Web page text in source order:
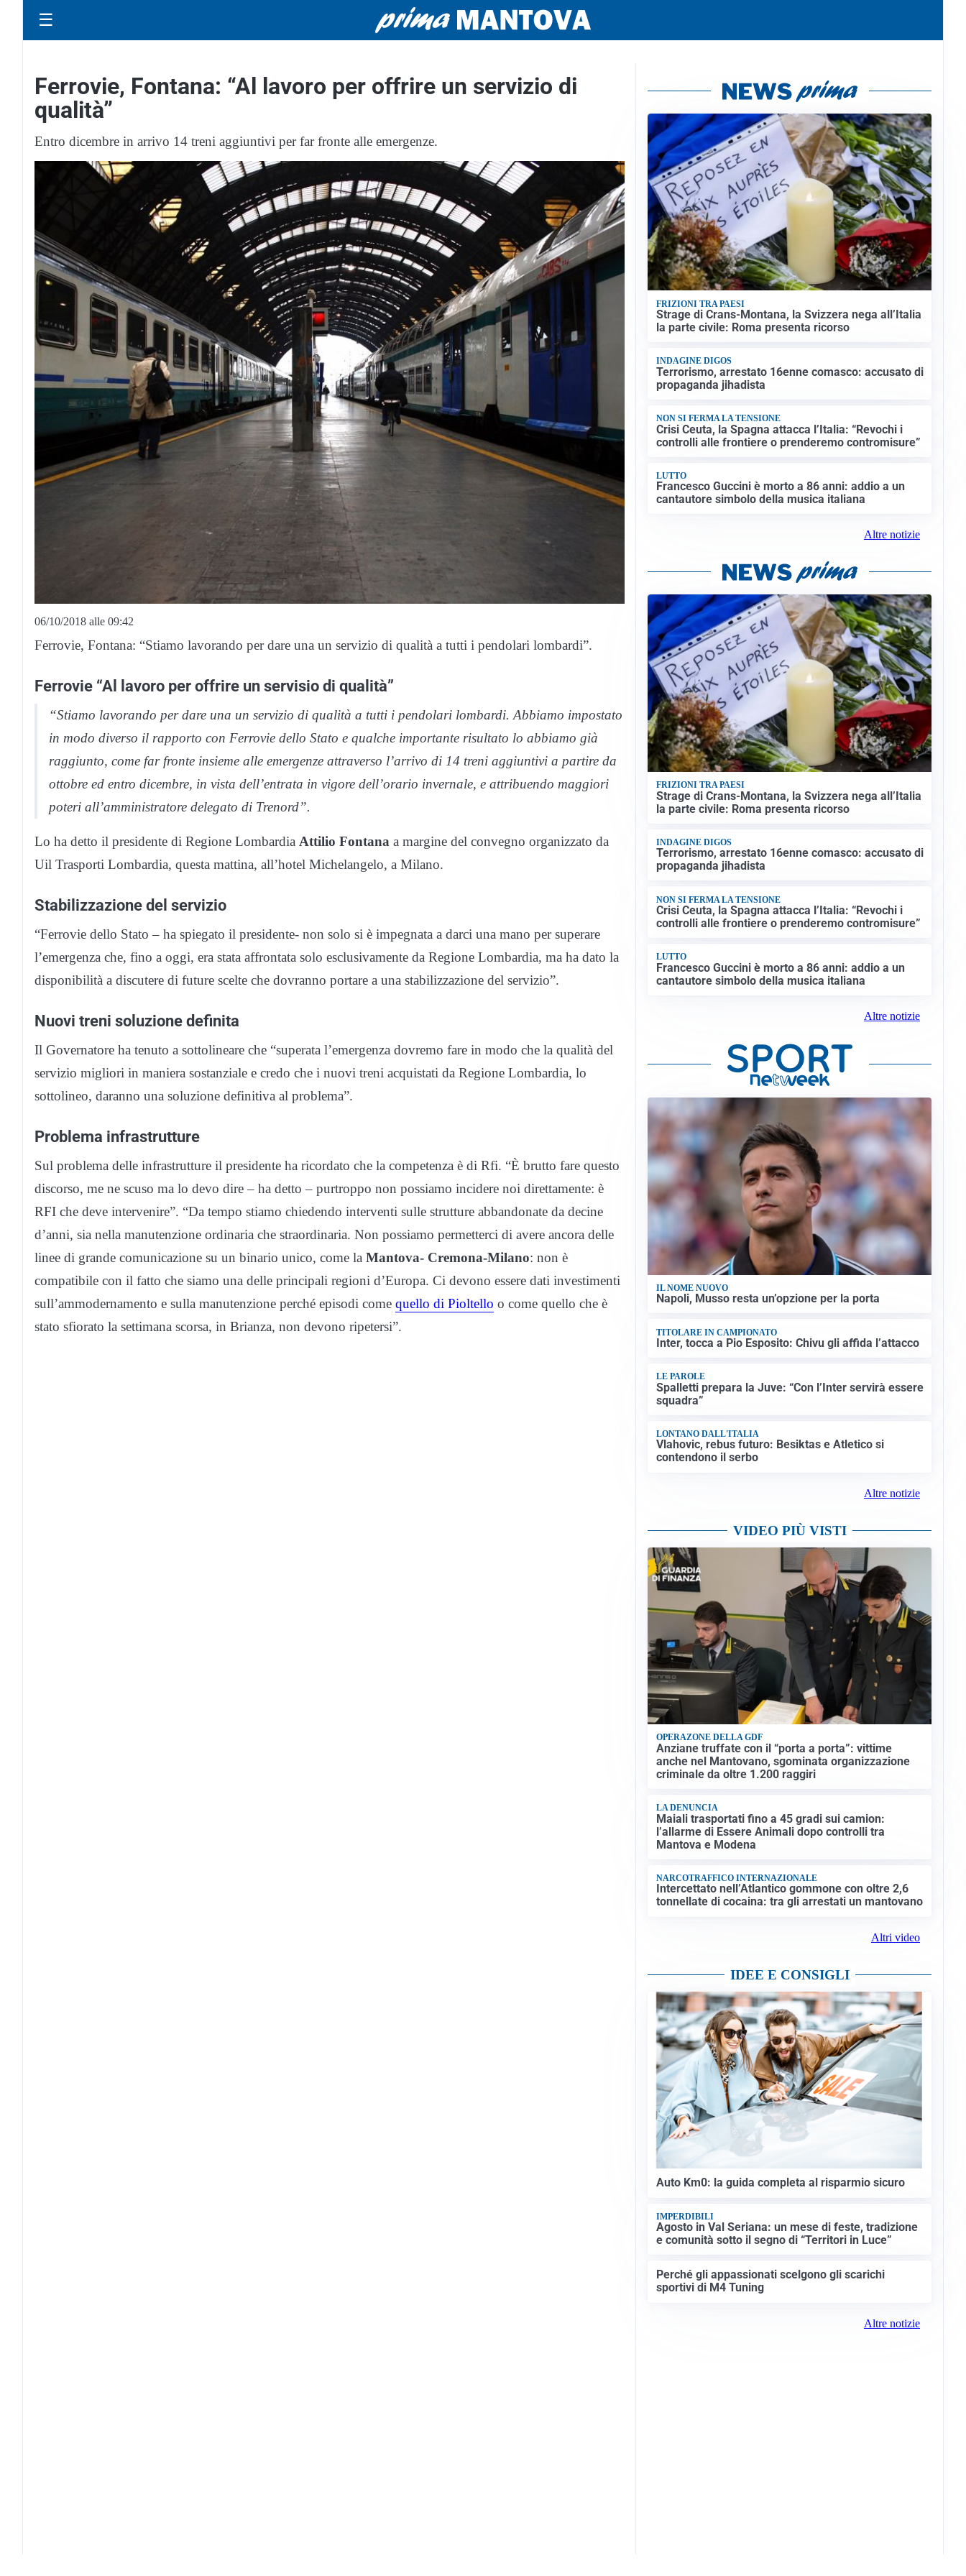
☰
Ferrovie, Fontana: “Al lavoro per offrire un servizio di
qualità”
Entro dicembre in arrivo 14 treni aggiuntivi per far fronte alle emergenze.
06/10/2018 alle 09:42
Ferrovie, Fontana: “Stiamo lavorando per dare una un servizio di qualità a tutti i pendolari lombardi”.
Ferrovie “Al lavoro per offrire un servisio di qualità”
“Stiamo lavorando per dare una un servizio di qualità a tutti i pendolari lombardi. Abbiamo impostato
in modo diverso il rapporto con Ferrovie dello Stato e qualche importante risultato lo abbiamo già
raggiunto, come far fronte insieme alle emergenze attraverso l’arrivo di 14 treni aggiuntivi a partire da
ottobre ed entro dicembre, in vista dell’entrata in vigore dell’orario invernale, e attribuendo maggiori
poteri all’amministratore delegato di Trenord”.
Lo ha detto il presidente di Regione Lombardia Attilio Fontana a margine del convegno organizzato da
Uil Trasporti Lombardia, questa mattina, all’hotel Michelangelo, a Milano.
Stabilizzazione del servizio
“Ferrovie dello Stato – ha spiegato il presidente- non solo si è impegnata a darci una mano per superare
l’emergenza che, fino a oggi, era stata affrontata solo esclusivamente da Regione Lombardia, ma ha dato la
disponibilità a discutere di future scelte che dovranno portare a una stabilizzazione del servizio”.
Nuovi treni soluzione definita
Il Governatore ha tenuto a sottolineare che “superata l’emergenza dovremo fare in modo che la qualità del
servizio migliori in maniera sostanziale e credo che i nuovi treni acquistati da Regione Lombardia, lo
sottolineo, daranno una soluzione definitiva al problema”.
Problema infrastrutture
Sul problema delle infrastrutture il presidente ha ricordato che la competenza è di Rfi. “È brutto fare questo
discorso, me ne scuso ma lo devo dire – ha detto – purtroppo non possiamo incidere noi direttamente: è
RFI che deve intervenire”. “Da tempo stiamo chiedendo interventi sulle strutture abbandonate da decine
d’anni, sia nella manutenzione ordinaria che straordinaria. Non possiamo permetterci di avere ancora delle
linee di grande comunicazione su un binario unico, come la Mantova- Cremona-Milano: non è
compatibile con il fatto che siamo una delle principali regioni d’Europa. Ci devono essere dati investimenti
sull’ammodernamento e sulla manutenzione perché episodi come quello di Pioltello o come quello che è
stato sfiorato la settimana scorsa, in Brianza, non devono ripetersi”.
FRIZIONI TRA PAESI
Strage di Crans-Montana, la Svizzera nega all’Italia
la parte civile: Roma presenta ricorso
INDAGINE DIGOS
Terrorismo, arrestato 16enne comasco: accusato di
propaganda jihadista
NON SI FERMA LA TENSIONE
Crisi Ceuta, la Spagna attacca l’Italia: “Revochi i
controlli alle frontiere o prenderemo contromisure”
LUTTO
Francesco Guccini è morto a 86 anni: addio a un
cantautore simbolo della musica italiana
Altre notizie
FRIZIONI TRA PAESI
Strage di Crans-Montana, la Svizzera nega all’Italia
la parte civile: Roma presenta ricorso
INDAGINE DIGOS
Terrorismo, arrestato 16enne comasco: accusato di
propaganda jihadista
NON SI FERMA LA TENSIONE
Crisi Ceuta, la Spagna attacca l’Italia: “Revochi i
controlli alle frontiere o prenderemo contromisure”
LUTTO
Francesco Guccini è morto a 86 anni: addio a un
cantautore simbolo della musica italiana
Altre notizie
IL NOME NUOVO
Napoli, Musso resta un’opzione per la porta
TITOLARE IN CAMPIONATO
Inter, tocca a Pio Esposito: Chivu gli affida l’attacco
LE PAROLE
Spalletti prepara la Juve: “Con l’Inter servirà essere
squadra”
LONTANO DALL'ITALIA
Vlahovic, rebus futuro: Besiktas e Atletico si
contendono il serbo
Altre notizie
VIDEO PIÙ VISTI
OPERAZONE DELLA GDF
Anziane truffate con il “porta a porta”: vittime
anche nel Mantovano, sgominata organizzazione
criminale da oltre 1.200 raggiri
LA DENUNCIA
Maiali trasportati fino a 45 gradi sui camion:
l’allarme di Essere Animali dopo controlli tra
Mantova e Modena
NARCOTRAFFICO INTERNAZIONALE
Intercettato nell’Atlantico gommone con oltre 2,6
tonnellate di cocaina: tra gli arrestati un mantovano
Altri video
IDEE E CONSIGLI
Auto Km0: la guida completa al risparmio sicuro
IMPERDIBILI
Agosto in Val Seriana: un mese di feste, tradizione
e comunità sotto il segno di “Territori in Luce”
Perché gli appassionati scelgono gli scarichi
sportivi di M4 Tuning
Altre notizie